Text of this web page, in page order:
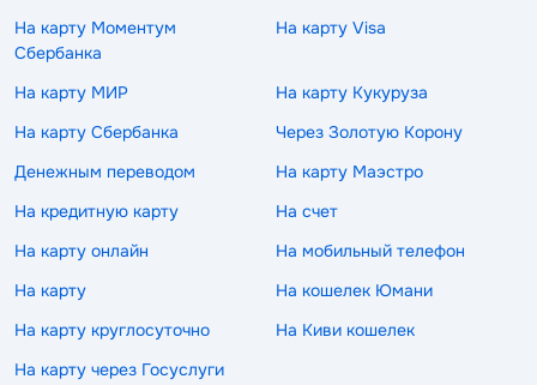
На карту Моментум
Сбербанка
На карту Visa
На карту МИР
На карту Кукуруза
На карту Сбербанка
Через Золотую Корону
Денежным переводом
На карту Маэстро
На кредитную карту
На счет
На карту онлайн
На мобильный телефон
На карту
На кошелек Юмани
На карту круглосуточно
На Киви кошелек
На карту через Госуслуги